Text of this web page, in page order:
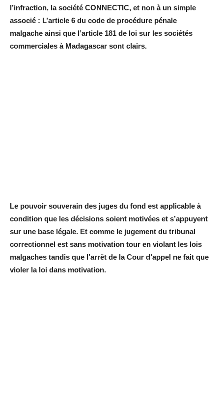
l’infraction, la société CONNECTIC, et non à un simple
associé : L’article 6 du code de procédure pénale
malgache ainsi que l’article 181 de loi sur les sociétés
commerciales à Madagascar sont clairs.
Le pouvoir souverain des juges du fond est applicable à
condition que les décisions soient motivées et s’appuyent
sur une base légale. Et comme le jugement du tribunal
correctionnel est sans motivation tour en violant les lois
malgaches tandis que l’arrêt de la Cour d’appel ne fait que
violer la loi dans motivation.